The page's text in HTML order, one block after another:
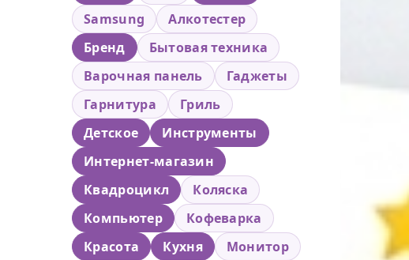
Samsung
Алкотестер
Бренд
Бытовая техника
Варочная панель
Гаджеты
Гарнитура
Гриль
Детское
Инструменты
Интернет-магазин
Квадроцикл
Коляска
Компьютер
Кофеварка
Красота
Кухня
Монитор